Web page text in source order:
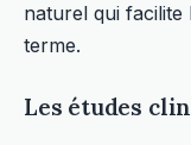
naturel qui facilite
terme.
Les études